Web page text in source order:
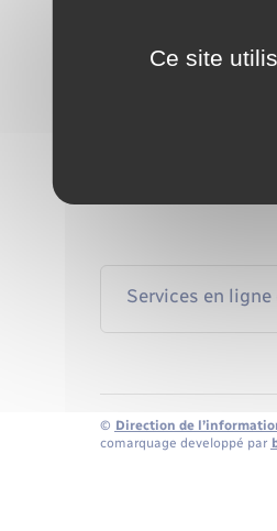
Le décès d'un salarié
xml=R52183">ayants
xml=R52069">rente</a>.
Décès d'un
Décès d'un
Services en
© Direction de
comarquage developpé par
Ce site